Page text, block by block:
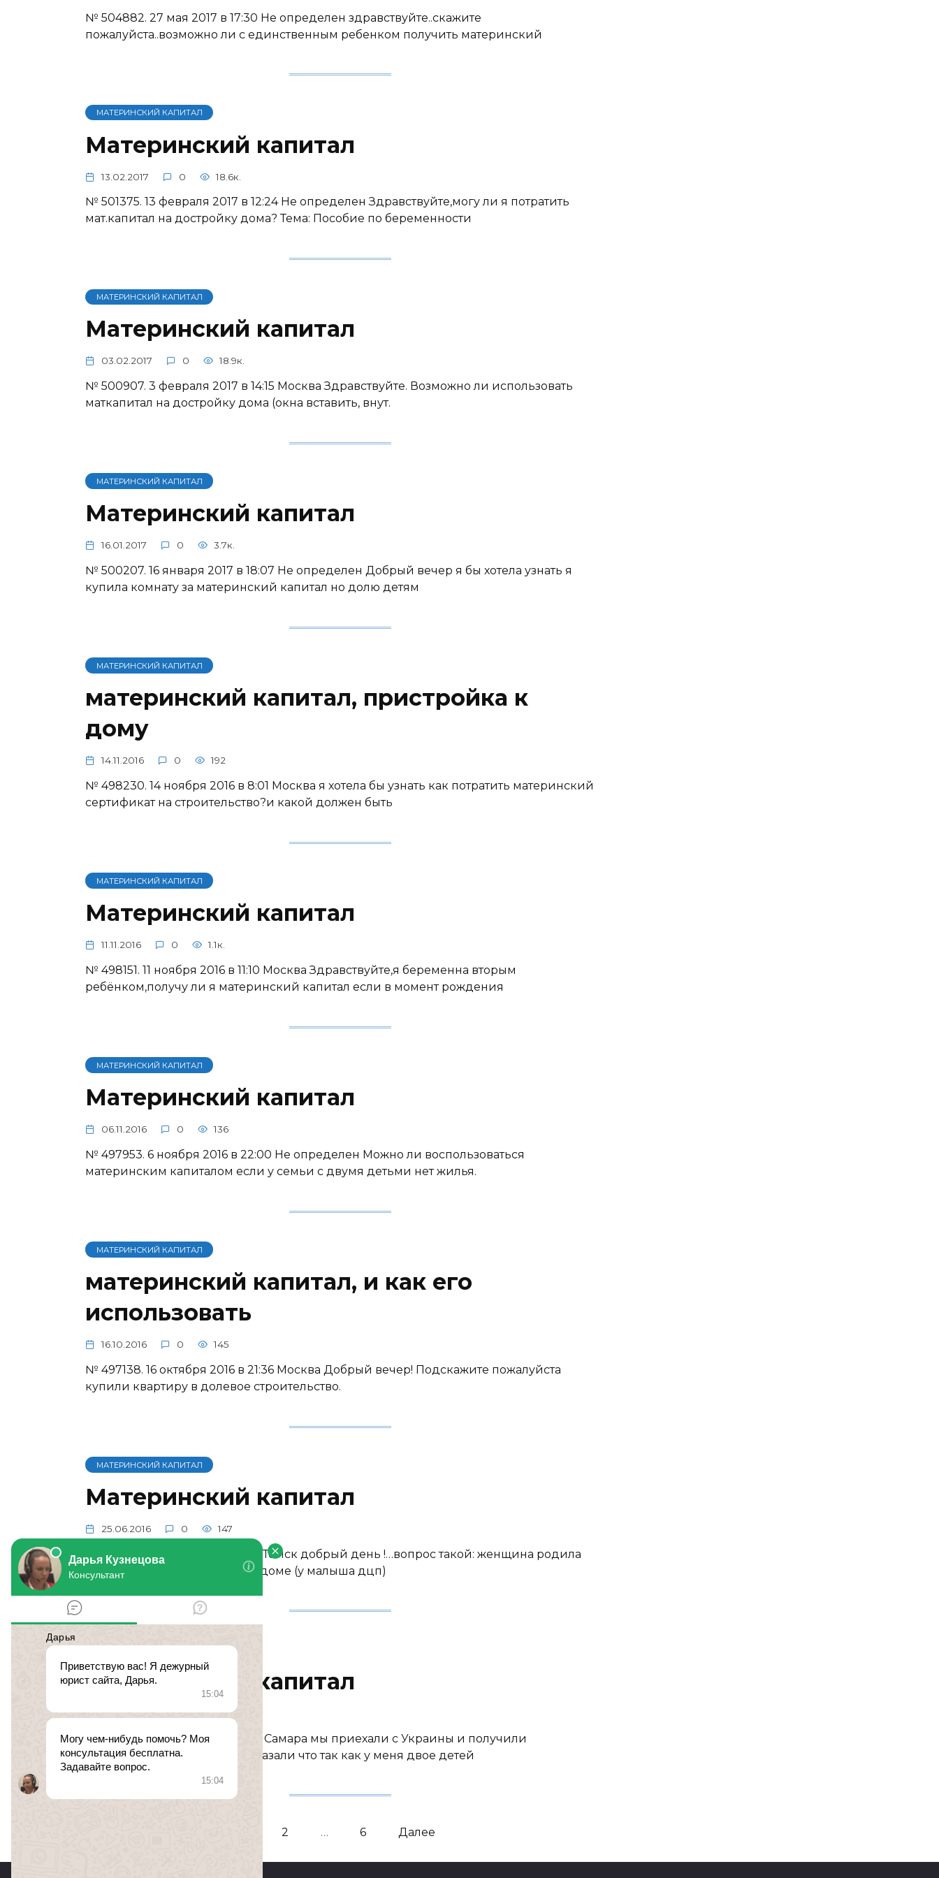
№ 504882. 27 мая 2017 в 17:30 Не определен здравствуйте..скажите
пожалуйста..возможно ли с единственным ребенком получить материнский
МАТЕРИНСКИЙ КАПИТАЛ
Материнский капитал
13.02.2017 0 18.6к.
№ 501375. 13 февраля 2017 в 12:24 Не определен Здравствуйте,могу ли я потратить
мат.капитал на достройку дома? Тема: Пособие по беременности
МАТЕРИНСКИЙ КАПИТАЛ
Материнский капитал
03.02.2017 0 18.9к.
№ 500907. 3 февраля 2017 в 14:15 Москва Здравствуйте. Возможно ли использовать
маткапитал на достройку дома (окна вставить, внут.
МАТЕРИНСКИЙ КАПИТАЛ
Материнский капитал
16.01.2017 0 3.7к.
№ 500207. 16 января 2017 в 18:07 Не определен Добрый вечер я бы хотела узнать я
купила комнату за материнский капитал но долю детям
МАТЕРИНСКИЙ КАПИТАЛ
материнский капитал, пристройка к
дому
14.11.2016 0 192
№ 498230. 14 ноября 2016 в 8:01 Москва я хотела бы узнать как потратить материнский
сертификат на строительство?и какой должен быть
МАТЕРИНСКИЙ КАПИТАЛ
Материнский капитал
11.11.2016 0 1.1к.
№ 498151. 11 ноября 2016 в 11:10 Москва Здравствуйте,я беременна вторым
ребёнком,получу ли я материнский капитал если в момент рождения
МАТЕРИНСКИЙ КАПИТАЛ
Материнский капитал
06.11.2016 0 136
№ 497953. 6 ноября 2016 в 22:00 Не определен Можно ли воспользоваться
материнским капиталом если у семьи с двумя детьми нет жилья.
МАТЕРИНСКИЙ КАПИТАЛ
материнский капитал, и как его
использовать
16.10.2016 0 145
№ 497138. 16 октября 2016 в 21:36 Москва Добрый вечер! Подскажите пожалуйста
купили квартиру в долевое строительство.
МАТЕРИНСКИЙ КАПИТАЛ
Материнский капитал
25.06.2016 0 147
№ 492837. 25 июня 2016 в 5:43 Томск добрый день !…вопрос такой: женщина родила
ребенка и оставила его в роддоме (у малыша дцп)
Материнский капитал
21.06.2016 0 151
№ 492679. 21 июня 2016 в 16:27 Самара мы приехали с Украины и получили
гражданство России и нам сказали что так как у меня двое детей
2 … 6 Далее